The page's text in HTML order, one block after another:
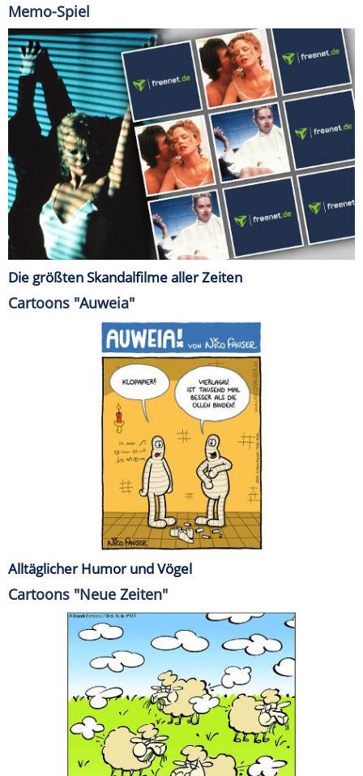
Memo-Spiel
Die größten Skandalfilme aller Zeiten
Cartoons "Auweia"
Alltäglicher Humor und Vögel
Cartoons "Neue Zeiten"